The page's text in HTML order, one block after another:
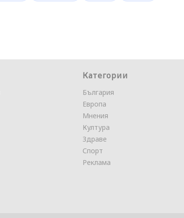
Категории
България
Европа
Мнения
Култура
Здраве
Спорт
Реклама